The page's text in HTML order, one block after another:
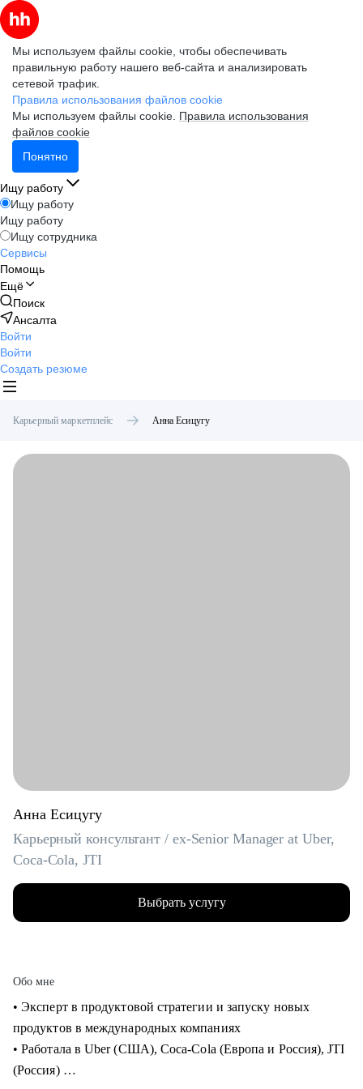
Мы используем файлы cookie, чтобы обеспечивать
правильную работу нашего веб-сайта и анализировать
сетевой трафик.
Правила использования файлов cookie
Мы используем файлы cookie. Правила использования
файлов cookie
Понятно
Ищу работу
Ищу работу
Ищу работу
Ищу сотрудника
Сервисы
Помощь
Ещё
Поиск
Ансалта
Войти
Войти
Создать резюме
Карьерный маркетплейс Анна Есицугу
Анна Есицугу
Карьерный консультант / ex-Senior Manager at Uber,
Coca-Cola, JTI
Выбрать услугу
Обо мне
• Эксперт в продуктовой стратегии и запуску новых
продуктов в международных компаниях
• Работала в Uber (США), Coca-Cola (Европа и Россия), JTI
(Россия)